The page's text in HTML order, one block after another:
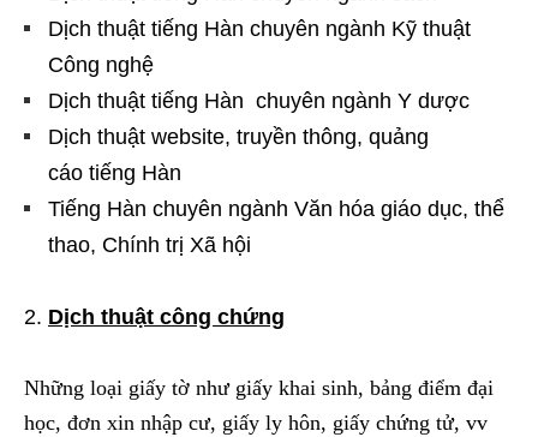
Dịch thuật tiếng Hàn chuyên ngành Kỹ thuật
Công nghệ
Dịch thuật tiếng Hàn chuyên ngành Y dược
Dịch thuật website, truyền thông, quảng
cáo tiếng Hàn
Tiếng Hàn chuyên ngành Văn hóa giáo dục, thể
thao, Chính trị Xã hội
Dịch thuật công chứng
Những loại giấy tờ như giấy khai sinh, bảng điểm đại
học, đơn xin nhập cư, giấy ly hôn, giấy chứng tử, vv